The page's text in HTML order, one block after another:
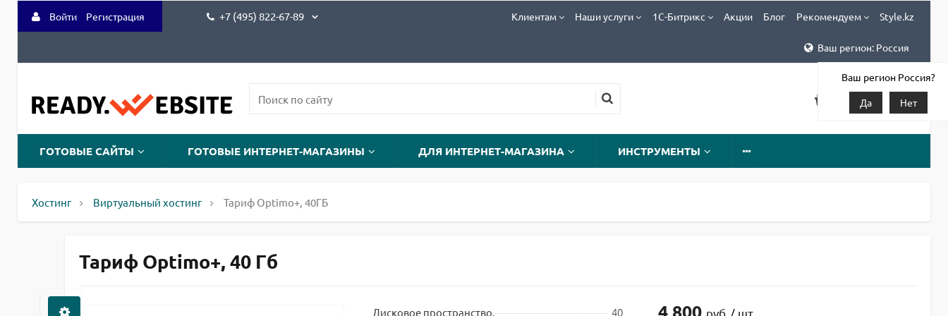
Войти Регистрация +7 (495) 822-67-89 Клиентам Наши услуги 1С-Битрикс Акции Блог Рекомендуем Style.kz
Ваш регион: Россия
Ваш регион Россия?
Да
Нет
ГОТОВЫЕ САЙТЫ ГОТОВЫЕ ИНТЕРНЕТ-МАГАЗИНЫ ДЛЯ ИНТЕРНЕТ-МАГАЗИНА ИНСТРУМЕНТЫ
Хостинг Виртуальный хостинг Тариф Optimo+, 40ГБ
Тариф Optimo+, 40 Гб
Дисковое пространство, 40 4 800 руб / шт